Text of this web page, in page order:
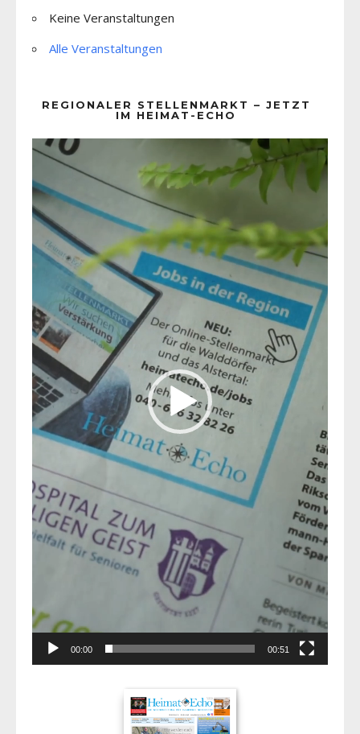
Keine Veranstaltungen
Alle Veranstaltungen
REGIONALER STELLENMARKT – JETZT
IM HEIMAT-ECHO
Player
00:00 00:51